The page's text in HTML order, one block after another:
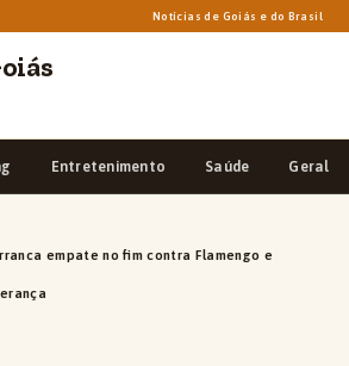
Notícias de Goiás e do Brasil
Entretenimento Saúde Geral
empate no fim contra Flamengo e